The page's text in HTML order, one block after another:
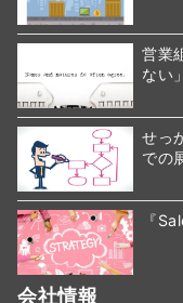
営業
ない
せっ
での
『
会社情報